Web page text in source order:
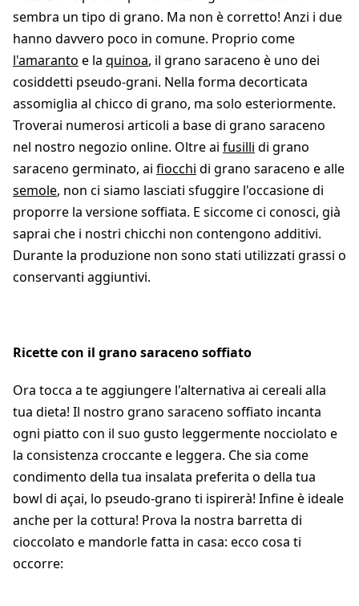
sembra un tipo di grano. Ma non è corretto! Anzi i due
hanno davvero poco in comune. Proprio come
l'amaranto e la quinoa, il grano saraceno è uno dei
cosiddetti pseudo-grani. Nella forma decorticata
assomiglia al chicco di grano, ma solo esteriormente.
Troverai numerosi articoli a base di grano saraceno
nel nostro negozio online. Oltre ai fusilli di grano
saraceno germinato, ai fiocchi di grano saraceno e alle
semole, non ci siamo lasciati sfuggire l'occasione di
proporre la versione soffiata. E siccome ci conosci, già
saprai che i nostri chicchi non contengono additivi.
Durante la produzione non sono stati utilizzati grassi o
conservanti aggiuntivi.
Ricette con il grano saraceno soffiato
Ora tocca a te aggiungere l'alternativa ai cereali alla
tua dieta! Il nostro grano saraceno soffiato incanta
ogni piatto con il suo gusto leggermente nocciolato e
la consistenza croccante e leggera. Che sia come
condimento della tua insalata preferita o della tua
bowl di açai, lo pseudo-grano ti ispirerà! Infine è ideale
anche per la cottura! Prova la nostra barretta di
cioccolato e mandorle fatta in casa: ecco cosa ti
occorre: